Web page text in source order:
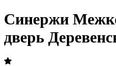
Синержи
дверь